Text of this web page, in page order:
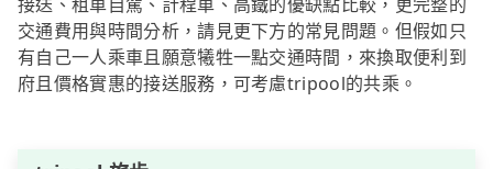
接送、租車自駕、計程車、高鐵的優缺點比較，更完整的
交通費用與時間分析，請見更下方的常見問題。但假如只
有自己一人乘車且願意犧牲一點交通時間，來換取便利到
府且價格實惠的接送服務，可考慮tripool的共乘。